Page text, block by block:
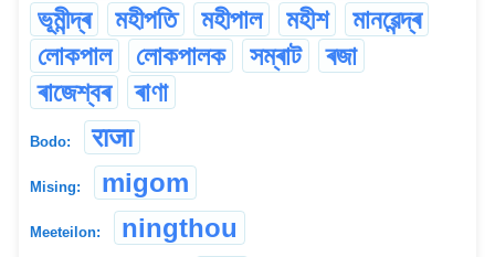
ভূমীন্দ্ৰ
মহীপতি মহীপাল মহীশ
মানৱেন্দ্ৰ
লোকপাল
লোকপালক সম্ৰাট
ৰজা
ৰাজেশ্বৰ
ৰাণা
Bodo: राजा
Mising: migom
Meeteilon: ningthou